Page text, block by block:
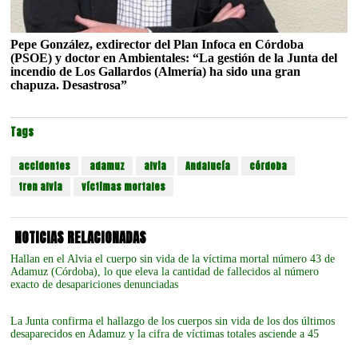
Pepe González, exdirector del Plan Infoca en Córdoba
(PSOE) y doctor en Ambientales: “La gestión de la Junta del
incendio de Los Gallardos (Almería) ha sido una gran
chapuza. Desastrosa”
Tags
accidentes adamuz alvia Andalucía
córdoba
tren alvia
víctimas mortales
NOTICIAS RELACIONADAS
Hallan en el Alvia el cuerpo sin vida de la víctima mortal número 43 de
Adamuz (Córdoba), lo que eleva la cantidad de fallecidos al número
exacto de desapariciones denunciadas
La Junta confirma el hallazgo de los cuerpos sin vida de los dos últimos
desaparecidos en Adamuz y la cifra de víctimas totales asciende a 45